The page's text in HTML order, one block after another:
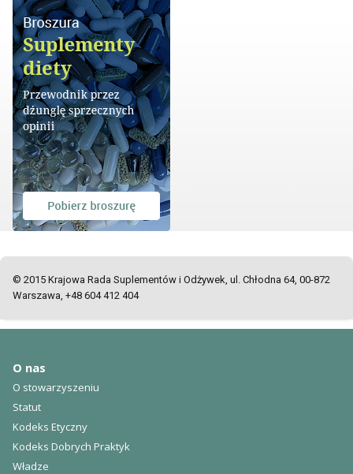
© 2015 Krajowa Rada Suplementów i Odżywek, ul. Chłodna 64, 00-872
Warszawa, +48 604 412 404
O nas
O stowarzyszeniu
Statut
Kodeks Etyczny
Kodeks Dobrych Praktyk
Władze